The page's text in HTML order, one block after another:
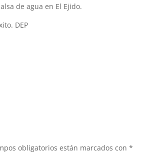
de agua en El Ejido.
DEP
obligatorios están marcados con*